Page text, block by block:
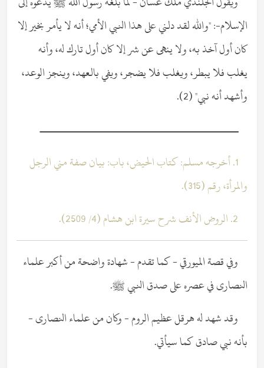
الإسلام-: "والله لقد دلني على هذا النبي الأمي؛ أنه لا يأمر بخير إلا
كان أول آخذ به، ولا ينهى عن شر إلا كان أول تارك له، وأنه
يغلب فلا يبطر، ويغلب فلا يضجر، ويفي بالعهد، وينجز الوعد،
وأشهد أنه نبي" (2).
ــــــــــــــــــــــــــــــــــــــــــــــــــــــــ
1. أخرجه مسلم: كتاب الحيض، باب: بيان صفة مني الرجل
والمرأة، رقم (315).
2. الروض الأنف شرح سيرة ابن هشام (4/ 2509).
وفي قصة الميورقي - كما تقدم - شهادة واضحة من أكبر علماء
النصارى في عصره على صدق النبي ﷺ.
وقد شهد له هرقل عظيم الروم - وكان من علماء النصارى -
بأنه نبي صادق كما سيأتي.